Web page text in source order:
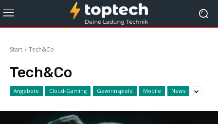
Start Tech&Co
Tech&Co
Angebote Cloud-Gaming Gewinnspiele Mobile News